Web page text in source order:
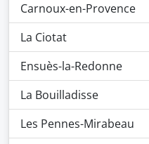
Carnoux-en-Provence
La Ciotat
Ensuès-la-Redonne
La Bouilladisse
Les Pennes-Mirabeau